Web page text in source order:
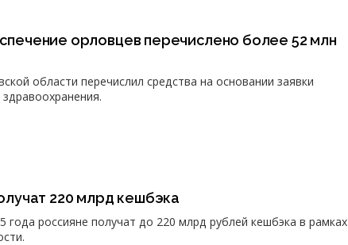
орловцев перечислено более 52 млн
области перечислил средства на основании заявки
220 млрд кешбэка
года россияне получат до 220 млрд рублей кешбэка в рамках